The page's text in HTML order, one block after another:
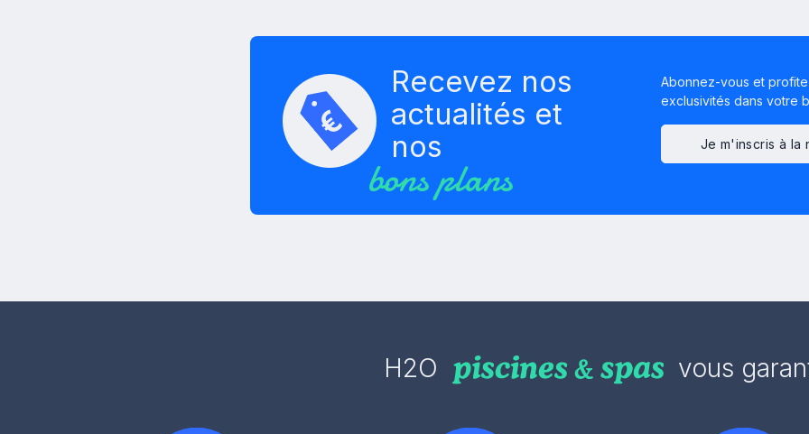
Recevez nos
actualités et
nos
bons plans
Abonnez-vous et
exclusivités dans votre
Je m'inscris à la
H2O vous